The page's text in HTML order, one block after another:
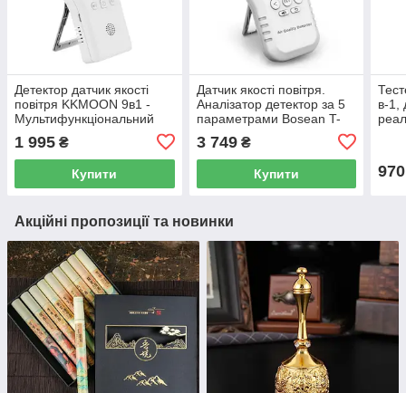
Детектор датчик якості
повітря KKMOON 9в1 -
Мультифункціональний
1 995 ₴
Купити
Датчик якості повітря.
Аналізатор детектор за 5
параметрами Bosean T-
3 749₴
Купити
в-1,
970
Акційні пропозиції та новинки